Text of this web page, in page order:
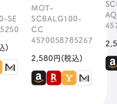
SE
)
MOT-
SCBALG100-
CC
4570058785267
2,580円(税込)
AQ